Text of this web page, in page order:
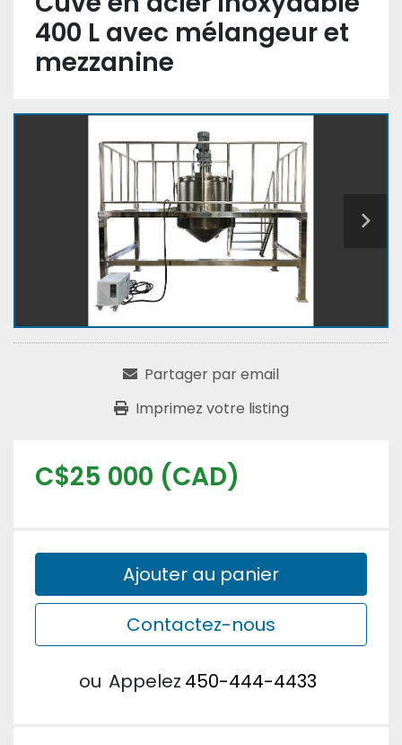
400 L avec mélangeur et
mezzanine
Partager par email
Imprimez votre listing
C$25 000 (CAD)
Ajouter au panier
Contactez-nous
ou Appelez 450-444-4433